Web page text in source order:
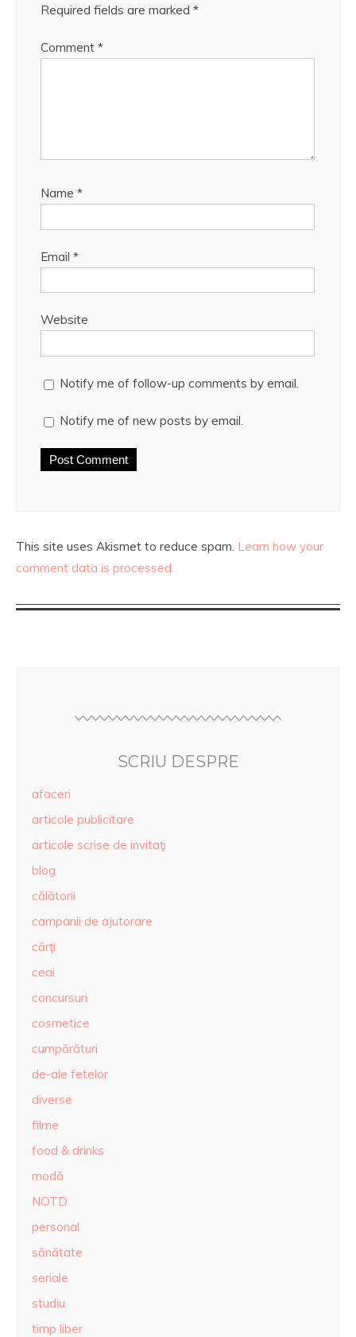
Required fields are marked *
Comment *
Name *
Email *
Website
Notify me of follow-up comments by email.
Notify me of new posts by email.
This site uses Akismet to reduce spam. Learn how your
comment data is processed.
SCRIU DESPRE
afaceri
articole publicitare
articole scrise de invitaţi
blog
călătorii
campanii de ajutorare
cărţi
ceai
concursuri
cosmetice
cumpărături
de-ale fetelor
diverse
filme
food & drinks
modă
NOTD
personal
sănătate
seriale
studiu
timp liber